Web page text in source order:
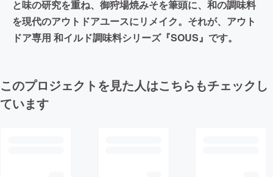
と味の研究を重ね、御狩場焼みそを筆頭に、和の調味料
を現代のアウトドアユースにリメイク。それが、アウト
ドア専用 和イルド調味料シリーズ『SOUS』です。
このプロジェクトを見た人はこちらもチェックし
ています